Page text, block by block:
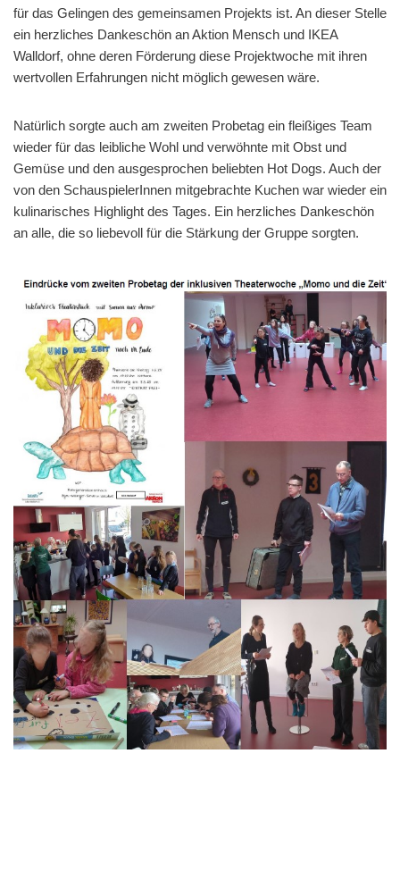
für das Gelingen des gemeinsamen Projekts ist. An dieser Stelle
ein herzliches Dankeschön an Aktion Mensch und IKEA
Walldorf, ohne deren Förderung diese Projektwoche mit ihren
wertvollen Erfahrungen nicht möglich gewesen wäre.
Natürlich sorgte auch am zweiten Probetag ein fleißiges Team
wieder für das leibliche Wohl und verwöhnte mit Obst und
Gemüse und den ausgesprochen beliebten Hot Dogs. Auch der
von den SchauspielerInnen mitgebrachte Kuchen war wieder ein
kulinarisches Highlight des Tages. Ein herzliches Dankeschön
an alle, die so liebevoll für die Stärkung der Gruppe sorgten.